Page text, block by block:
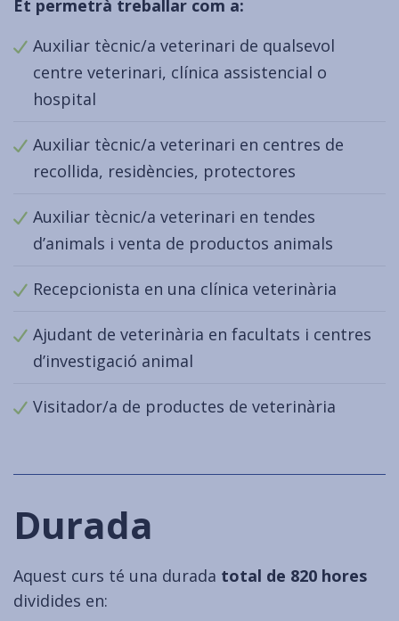
Et permetrà treballar com a:
Auxiliar tècnic/a veterinari de qualsevol
centre veterinari, clínica assistencial o
hospital
Auxiliar tècnic/a veterinari en centres de
recollida, residències, protectores
Auxiliar tècnic/a veterinari en tendes
d’animals i venta de productos animals
Recepcionista en una clínica veterinària
Ajudant de veterinària en facultats i centres
d’investigació animal
Visitador/a de productes de veterinària
Durada
Aquest curs té una durada total de 820 hores
dividides en: